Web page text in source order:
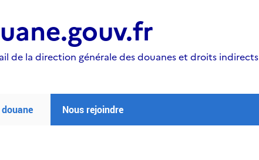
de la direction générale des douanes et droits indirects
Nous rejoindre